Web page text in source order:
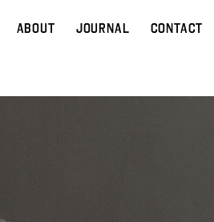
ABOUT JOURNAL CONTACT